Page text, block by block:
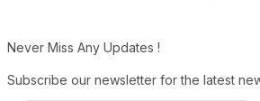
Never Miss Any Updates !
Subscribe our newsletter for the latest